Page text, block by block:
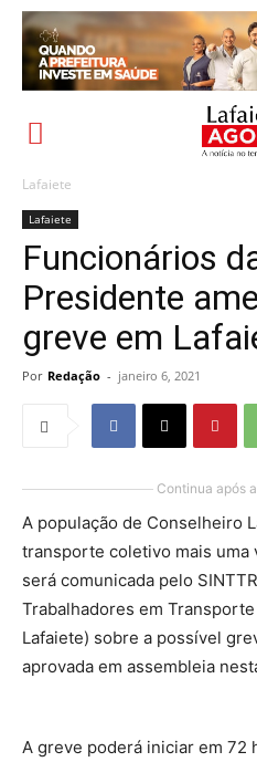
Lafaiete
Lafaiete
Funcionários
Presidente
greve em
Por Redação - janeiro 6, 2021
Continua após
A população de Conselheiro
transporte coletivo mais uma
será comunicada pelo
Trabalhadores em
Lafaiete) sobre a possível
aprovada em assembleia
A greve poderá iniciar em 72